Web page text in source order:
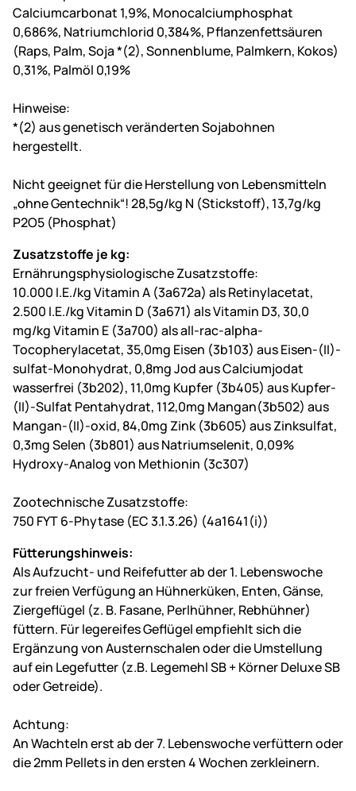
Calciumcarbonat 1,9%, Monocalciumphosphat
0,686%, Natriumchlorid 0,384%, Pflanzenfettsäuren
(Raps, Palm, Soja *(2), Sonnenblume, Palmkern, Kokos)
0,31%, Palmöl 0,19%
Hinweise:
*(2) aus genetisch veränderten Sojabohnen
hergestellt.
Nicht geeignet für die Herstellung von Lebensmitteln
„ohne Gentechnik“! 28,5g/kg N (Stickstoff), 13,7g/kg
P2O5 (Phosphat)
Zusatzstoffe je kg:
Ernährungsphysiologische Zusatzstoffe:
10.000 I.E./kg Vitamin A (3a672a) als Retinylacetat,
2.500 I.E./kg Vitamin D (3a671) als Vitamin D3, 30,0
mg/kg Vitamin E (3a700) als all-rac-alpha-
Tocopherylacetat, 35,0mg Eisen (3b103) aus Eisen-(II)-
sulfat-Monohydrat, 0,8mg Jod aus Calciumjodat
wasserfrei (3b202), 11,0mg Kupfer (3b405) aus Kupfer-
(II)-Sulfat Pentahydrat, 112,0mg Mangan(3b502) aus
Mangan-(II)-oxid, 84,0mg Zink (3b605) aus Zinksulfat,
0,3mg Selen (3b801) aus Natriumselenit, 0,09%
Hydroxy-Analog von Methionin (3c307)
Zootechnische Zusatzstoffe:
750 FYT 6-Phytase (EC 3.1.3.26) (4a1641(i))
Fütterungshinweis:
Als Aufzucht- und Reifefutter ab der 1. Lebenswoche
zur freien Verfügung an Hühnerküken, Enten, Gänse,
Ziergeflügel (z. B. Fasane, Perlhühner, Rebhühner)
füttern. Für legereifes Geflügel empfiehlt sich die
Ergänzung von Austernschalen oder die Umstellung
auf ein Legefutter (z.B. Legemehl SB + Körner Deluxe SB
oder Getreide).
Achtung:
An Wachteln erst ab der 7. Lebenswoche verfüttern oder
die 2mm Pellets in den ersten 4 Wochen zerkleinern.